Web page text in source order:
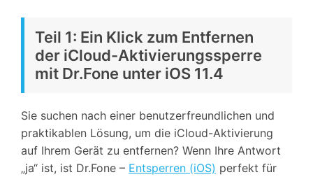
Teil 1: Ein Klick zum Entfernen
der iCloud-Aktivierungssperre
mit Dr.Fone unter iOS 11.4
Sie suchen nach einer benutzerfreundlichen und
praktikablen Lösung, um die iCloud-Aktivierung
auf Ihrem Gerät zu entfernen? Wenn Ihre Antwort
„ja“ ist, ist Dr.Fone – Entsperren (iOS) perfekt für